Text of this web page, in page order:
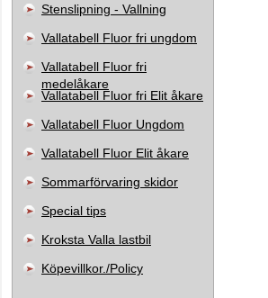
Stenslipning - Vallning
Vallatabell Fluor fri ungdom
Vallatabell Fluor fri
medelåkare
Vallatabell Fluor fri Elit åkare
Vallatabell Fluor Ungdom
Vallatabell Fluor Elit åkare
Sommarförvaring skidor
Special tips
Kroksta Valla lastbil
Köpevillkor./Policy